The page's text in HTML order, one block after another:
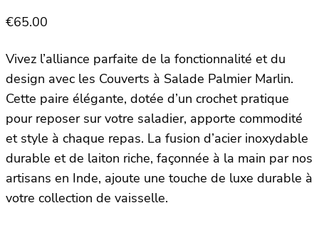
€65.00
Vivez l’alliance parfaite de la fonctionnalité et du
design avec les Couverts à Salade Palmier Marlin.
Cette paire élégante, dotée d’un crochet pratique
pour reposer sur votre saladier, apporte commodité
et style à chaque repas. La fusion d’acier inoxydable
durable et de laiton riche, façonnée à la main par nos
artisans en Inde, ajoute une touche de luxe durable à
votre collection de vaisselle.